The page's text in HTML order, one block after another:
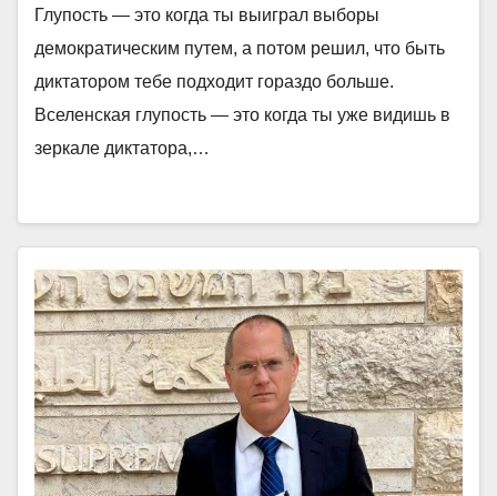
Глупость — это когда ты выиграл выборы
демократическим путем, а потом решил, что быть
диктатором тебе подходит гораздо больше.
Вселенская глупость — это когда ты уже видишь в
зеркале диктатора,…